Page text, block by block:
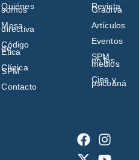
Quiénes
somos
Mesa
directiva
Código
de
Ética
Clínica
SPM
Contacto
Revista
Gradiva
Artículos
Eventos
SPM
en los
medios
Cine y